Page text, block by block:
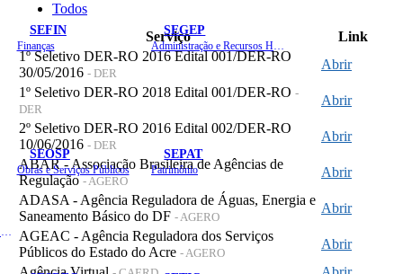
SEFIN
Finanças
SEGEP
SEOSP
Obras e Serviços Públicos
SEPAT
Patrimônio
Todos
Serviço
Link
1º Seletivo DER-RO 2016 Edital 001/DER-RO
30/05/2016 - DER
Abrir
1º Seletivo DER-RO 2018 Edital 001/DER-RO -
DER
Abrir
2º Seletivo DER-RO 2016 Edital 002/DER-RO
10/06/2016 - DER
Abrir
ABAR - Associação Brasileira de Agências de
Regulação- AGERO
Abrir
ADASA - Agência Reguladora de Águas, Energia e
Saneamento Básico do DF - AGERO
Abrir
AGEAC - Agência Reguladora dos Serviços
Públicos do Estado do Acre - AGERO
Abrir